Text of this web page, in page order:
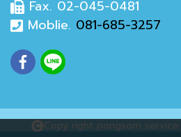
Fax. 02-045-0481
Moblie. 081-685-3257
Copy right pongsorn